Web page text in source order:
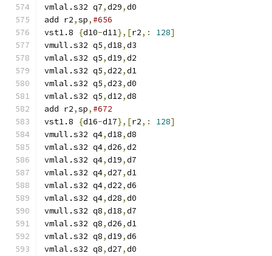
vmlal.s32 q7,d29,d0
add r2,sp, #656
vst1.8
{d10-d11},[r2,: 128]
vmull.s32 q5,d18,d3
vmlal.s32 q5,d19,d2
vmlal.s32 q5,d22,d1
vmlal.s32 q5,d23,d0
vmlal.s32 q5,d12,d8
add r2,sp, #672
vst1.8
{d16-d17},[r2,: 128]
vmull.s32 q4,d18,d8
vmlal.s32 q4,d26,d2
vmlal.s32 q4,d19,d7
vmlal.s32 q4,d27,d1
vmlal.s32 q4,d22,d6
vmlal.s32 q4,d28,d0
vmull.s32 q8,d18,d7
vmlal.s32 q8,d26,d1
vmlal.s32 q8,d19,d6
vmlal.s32 q8,d27,d0